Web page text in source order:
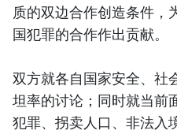
质的双边合作创造条件，
国犯罪的合作作出贡献。
双方就各自国家安全、社
坦率的讨论；同时就当前
犯罪、拐卖人口、非法入